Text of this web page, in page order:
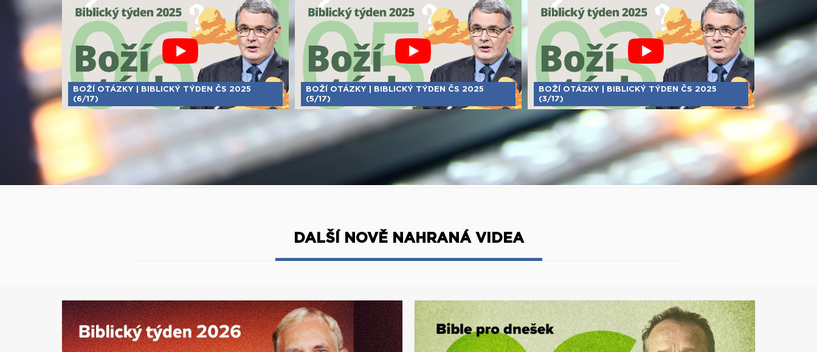
BOŽÍ OTÁZKY | BIBLICKÝ TÝDEN ČS 2025
(6/17)
BOŽÍ OTÁZKY | BIBLICKÝ TÝDEN ČS 2025
(5/17)
BOŽÍ OTÁZKY | BIBLICKÝ TÝDEN ČS 2025
(3/17)
DALŠÍ NOVĚ NAHRANÁ VIDEA